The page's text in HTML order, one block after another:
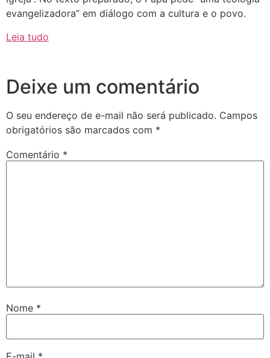
evangelizadora” em diálogo com a cultura e o povo.
Leia tudo
Deixe um comentário
O seu endereço de e-mail não será publicado. Campos
obrigatórios são marcados com *
Comentário *
Nome *